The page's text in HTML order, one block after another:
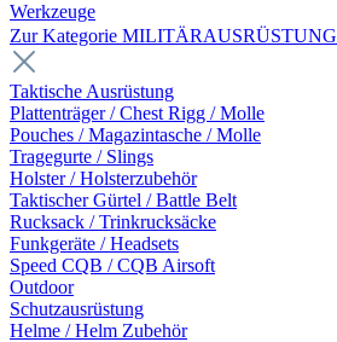
Werkzeuge
Zur Kategorie MILITÄRAUSRÜSTUNG
Taktische Ausrüstung
Plattenträger / Chest Rigg / Molle
Pouches / Magazintasche / Molle
Tragegurte / Slings
Holster / Holsterzubehör
Taktischer Gürtel / Battle Belt
Rucksack / Trinkrucksäcke
Funkgeräte / Headsets
Speed CQB / CQB Airsoft
Outdoor
Schutzausrüstung
Helme / Helm Zubehör